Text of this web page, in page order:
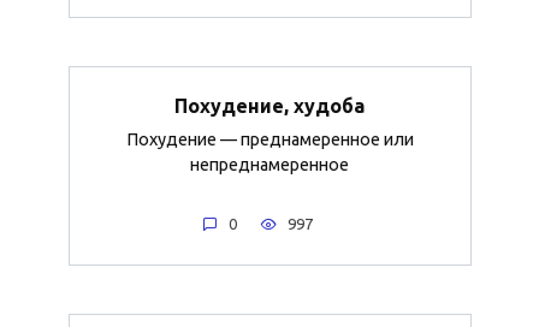
Похудение, худоба
Похудение — преднамеренное или
непреднамеренное
0 997